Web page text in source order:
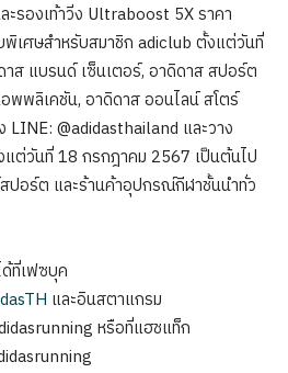
รองเท้าวิ่ง Ultraboost 5X ราคา
เศษสำหรับสมาชิก adiclub ตั้งแต่วันที่
ส แบรนด์ เซ็นเตอร์, อาดิดาส สปอร์ต
พลิเคชัน, อาดิดาส ออนไลน์ สโตร์
LINE: @adidasthailand และวาง
แต่วันที่ 18 กรกฎาคม 2567 เป็นต้นไป
ปอร์ต และร้านค้าอุปกรณ์กีฬาชั้นนำทั่ว
ที่เฟซบุค
และอินสตาแกรม
หรือที่แฮชแท็ก